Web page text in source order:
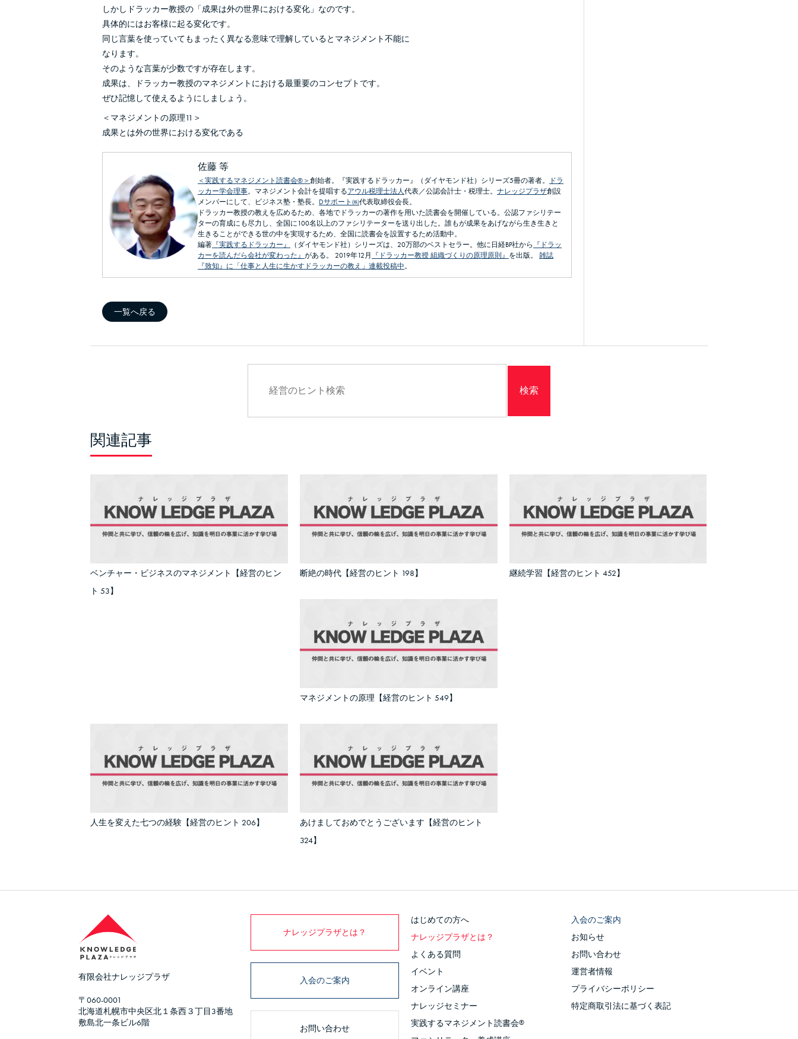
しかしドラッカー教授の「成果は外の世界における変化」なのです。
具体的にはお客様に起る変化です。
同じ言葉を使っていてもまったく異なる意味で理解しているとマネジメント不能に
なります。
そのような言葉が少数ですが存在します。
成果は、ドラッカー教授のマネジメントにおける最重要のコンセプトです。
ぜひ記憶して使えるようにしましょう。
＜マネジメントの原理11＞
成果とは外の世界における変化である
佐藤 等
＜実践するマネジメント読書会®＞創始者。『実践するドラッカー』（ダイヤモンド社）シリーズ5冊の著者。
ドラ
ッカー学会理事。マネジメント会計を提唱するアウル税理士法人代表／公認会計士・税理士。 ナレッジプラザ創設
メンバーにして、ビジネス塾・塾長。 Dサポート㈱代表取締役会長。
ドラッカー教授の教えを広めるため、各地でドラッカーの著作を用いた読書会を開催している。公認ファシリテー
ターの育成にも尽力し、全国に100名以上のファシリテーターを送り出した。誰もが成果をあげながら生き生きと
生きることができる世の中を実現するため、全国に読書会を設置するため活動中。
編著 『実践するドラッカー』 （ダイヤモンド社）シリーズは、20万部のベストセラー。他に日経BP社から 『ドラッ
カーを読んだら会社が変わった』 がある。 2019年12月 『ドラッカー教授 組織づくりの原理原則』 を出版。 雑誌
『致知』に「仕事と人生に生かすドラッカーの教え」連載投稿中。
一覧へ戻る
関連記事
ベンチャー・ビジネスのマネジメント【経営のヒン
ト 53】
断絶の時代【経営のヒント 198】 継続学習【経営のヒント 452】
マネジメントの原理【経営のヒント 549】
人生を変えた七つの経験【経営のヒント 206】
あけましておめでとうございます【経営のヒント
324】
有限会社ナレッジプラザ
〒060-0001
北海道札幌市中央区北１条西３丁目3番地
敷島北一条ビル6階
ナレッジプラザとは？
入会のご案内
お問い合わせ
はじめての方へ
ナレッジプラザとは？
よくある質問
イベント
オンライン講座
ナレッジセミナー
実践するマネジメント読書会®
入会のご案内
お知らせ
お問い合わせ
運営者情報
プライバシーポリシー
特定商取引法に基づく表記